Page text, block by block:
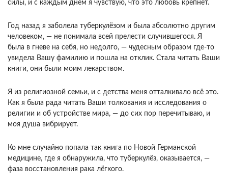
силы, и с каждым днём я чувствую, что это любовь крепнет.
Год назад я заболела туберкулёзом и была абсолютно другим
человеком, — не понимала всей прелести случившегося. Я
была в гневе на себя, но недолго, — чудесным образом где-то
увидела Вашу фамилию и пошла на отклик. Стала читать Ваши
книги, они были моим лекарством.
Я из религиозной семьи, и с детства меня отталкивало всё это.
Как я была рада читать Ваши толкования и исследования о
религии и об устройстве мира, — до сих пор перечитываю, и
моя душа вибрирует.
Ко мне случайно попала так книга по Новой Германской
медицине, где я обнаружила, что туберкулёз, оказывается, —
фаза восстановления рака лёгкого.